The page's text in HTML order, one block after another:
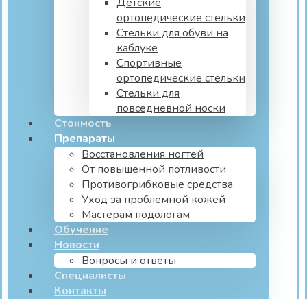
ортопедические стельки
Стельки для обуви на
каблуке
Спортивные
ортопедические стельки
Стельки для
повседневной носки
Стоимость
Препараты
Восстановления ногтей
От повышенной потливости
Противогрибковые средства
Уход за проблемной кожей
Мастерам подологам
Обучение
Новости
Вопросы и ответы
Специалисты
Контакты